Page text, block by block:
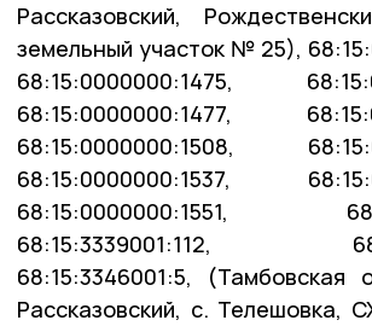
Рассказовский,
земельный участок № 25),
68:15:0000000:1475,
68:15:0000000:1477,
68:15:0000000:1508,
68:15:0000000:1537,
68:15:0000000:1551,
68:15:3339001:112,
68:15:3346001:5, (Тамбовская
Рассказовский, с. Телешовка,